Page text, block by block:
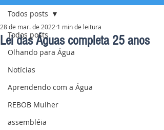
Todos posts
Olhando para Água
Notícias
Aprendendo com a Água
REBOB Mulher
assembléia
Todos posts
Lei das Águas completa 25 anos
28 de mar. de 2022 1 min de leitura